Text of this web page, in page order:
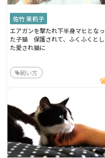
佐竹 茉莉子
エアガンを撃たれ下半身マヒとなっ
た子猫 保護されて、ふくふくとし
た愛され猫に
飼い方